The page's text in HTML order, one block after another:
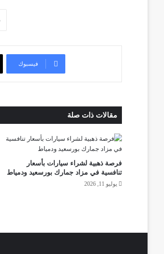
فيسبوك
مقالات ذات صلة
فرصة ذهبية لشراء سيارات بأسعار
تنافسية في مزاد جمارك بورسعيد ودمياط
يوليو 11, 2026